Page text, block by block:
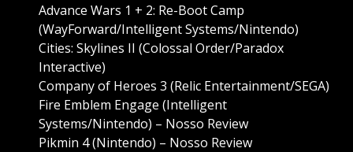
Advance Wars 1 + 2: Re-Boot Camp
(WayForward/Intelligent Systems/Nintendo)
Cities: Skylines II (Colossal Order/Paradox
Interactive)
Company of Heroes 3 (Relic Entertainment/SEGA)
Fire Emblem Engage (Intelligent
Systems/Nintendo) – Nosso Review
Pikmin 4 (Nintendo) – Nosso Review